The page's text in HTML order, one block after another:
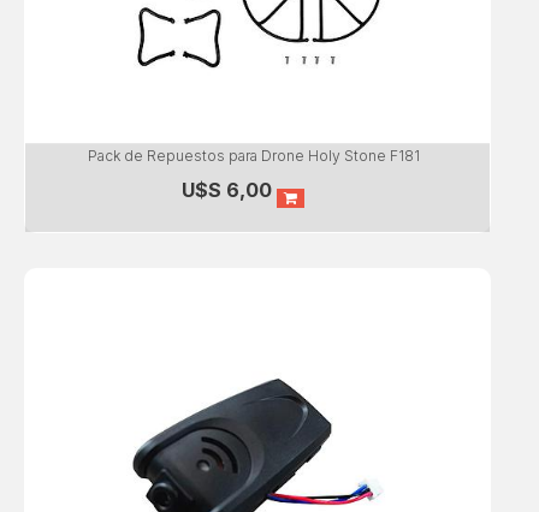
Pack de Repuestos para Drone Holy Stone F181
U$S 6,00